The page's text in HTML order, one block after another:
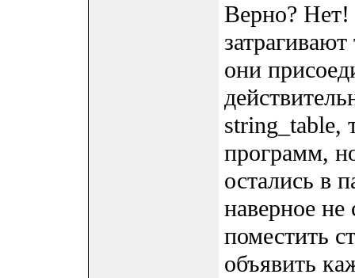
Верно?
они
string_table,
программ,
остались в
наверное
поместить
объявить